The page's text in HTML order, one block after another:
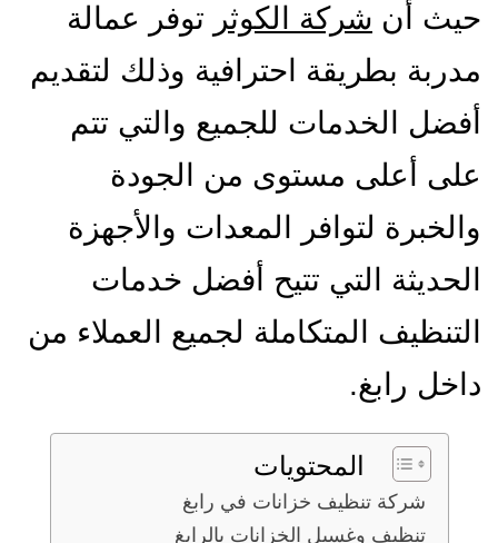
حيث أن شركة الكوثر توفر عمالة
مدربة بطريقة احترافية وذلك لتقديم
أفضل الخدمات للجميع والتي تتم
على أعلى مستوى من الجودة
والخبرة لتوافر المعدات والأجهزة
الحديثة التي تتيح أفضل خدمات
التنظيف المتكاملة لجميع العملاء من
داخل رابغ.
المحتويات
شركة تنظيف خزانات في رابغ
تنظيف وغسيل الخزانات بالرابغ